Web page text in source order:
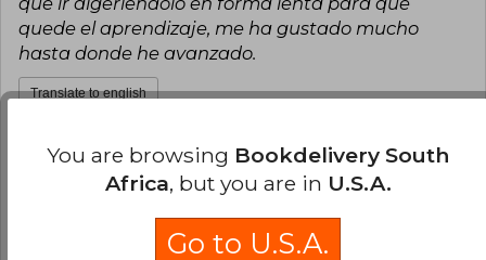
quede el aprendizaje, me ha gustado mucho
hasta donde he avanzado.
Translate to english
This review is useful 0 It is not useful
November 10, 2022
You are browsing Bookdelivery South
Africa, but you are in U.S.A.
Go to U.S.A.